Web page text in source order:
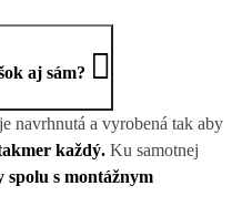
aj sám?
navrhnutá a vyrobená tak aby
každý. Ku samotnej
spolu s montážnym